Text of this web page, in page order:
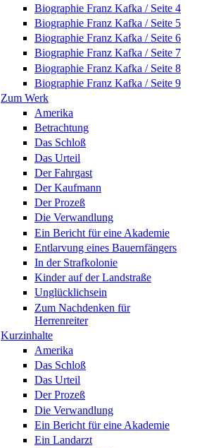
Biographie Franz Kafka / Seite 4
Biographie Franz Kafka / Seite 5
Biographie Franz Kafka / Seite 6
Biographie Franz Kafka / Seite 7
Biographie Franz Kafka / Seite 8
Biographie Franz Kafka / Seite 9
Zum Werk
Amerika
Betrachtung
Das Schloß
Das Urteil
Der Fahrgast
Der Kaufmann
Der Prozeß
Die Verwandlung
Ein Bericht für eine Akademie
Entlarvung eines Bauernfängers
In der Strafkolonie
Kinder auf der Landstraße
Unglücklichsein
Zum Nachdenken für
Herrenreiter
Kurzinhalte
Amerika
Das Schloß
Das Urteil
Der Prozeß
Die Verwandlung
Ein Bericht für eine Akademie
Ein Landarzt